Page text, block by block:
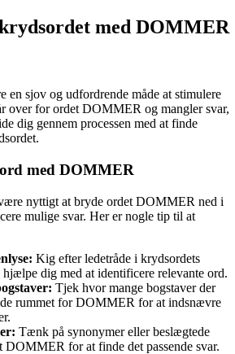
med DOMMER
en sjov og udfordrende måde at stimulere
over for ordet DOMMER og mangler svar,
dig gennem processen med at finde
med DOMMER
nyttigt at bryde ordet DOMMER ned i
mulige svar. Her er nogle tip til at
Kig efter ledetråde i krydsordets
hjælpe dig med at identificere relevante ord.
Tjek hvor mange bogstaver der
rummet for DOMMER for at indsnævre
Tænk på synonymer eller beslægtede
DOMMER for at finde det passende svar.